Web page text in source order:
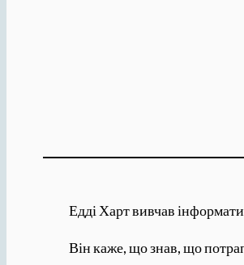
Едді Харт вивчав
Він каже, що знав, що